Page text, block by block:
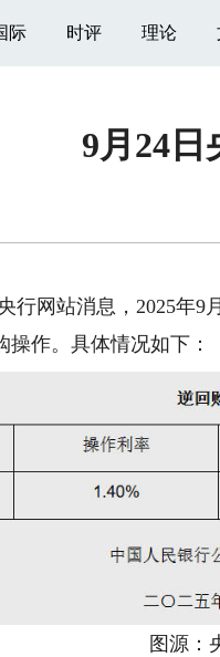
际 时评 理论
9月24日
网站消息，2025年9
操作。具体情况如下：
图源：央